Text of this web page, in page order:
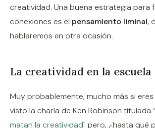
creatividad. Una buena estrategia para
conexiones es el pensamiento liminal,
hablaremos en otra ocasión.
La creatividad en la escuela
Muy probablemente, mucho más si
visto la charla de Ken Robinson titulada “
matan la creatividad" pero, ¿hasta qué